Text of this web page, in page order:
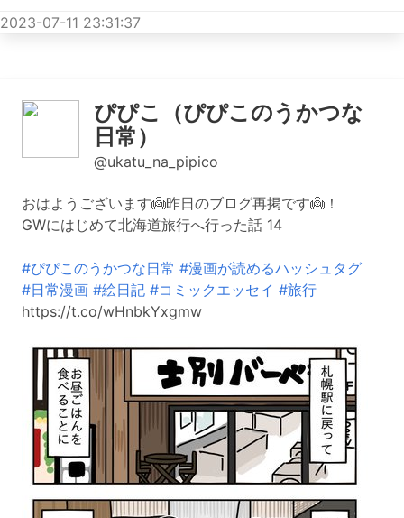
2023-07-11 23:31:37
ぴぴこ（ぴぴこのうかつな
日常）
@ukatu_na_pipico
おはようございます👼昨日のブログ再掲です👼！
GWにはじめて北海道旅行へ行った話 14
#ぴぴこのうかつな日常 #漫画が読めるハッシュタグ
#日常漫画 #絵日記 #コミックエッセイ #旅行
https://t.co/wHnbkYxgmw